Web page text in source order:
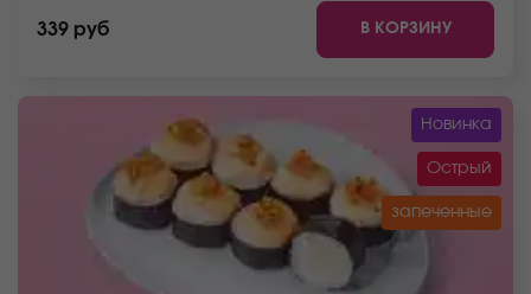
соевый соус. Они не входят в стоимость заказа.
*Внешний вид блюда может отличаться от фото на
339 руб В КОРЗИНУ
Новинка
Острый
запеченные